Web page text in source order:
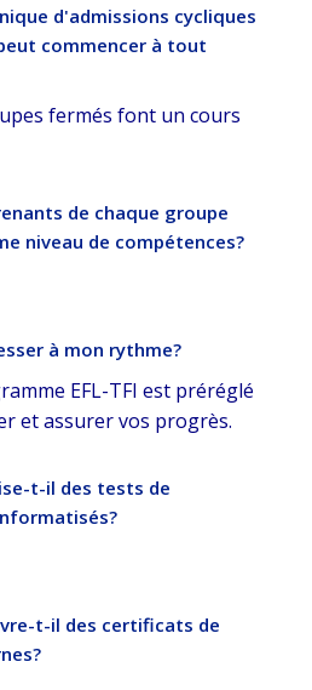
d'admissions cycliques
commencer à tout
fermés font un cours
de chaque groupe
niveau de compétences?
à mon rythme?
EFL-TFI est préréglé
et assurer vos progrès.
t-il des tests de
t-il des certificats de